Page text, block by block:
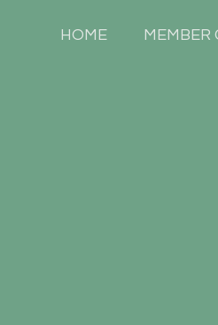
HOME MEMBER